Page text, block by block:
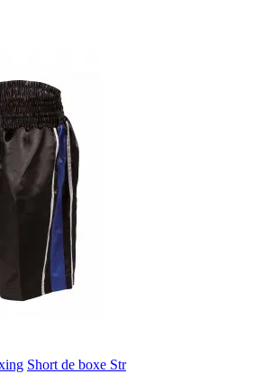
Short de boxe Str